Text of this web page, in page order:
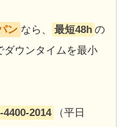
ン なら、 最短48h の
ダウンタイムを最小
（平日